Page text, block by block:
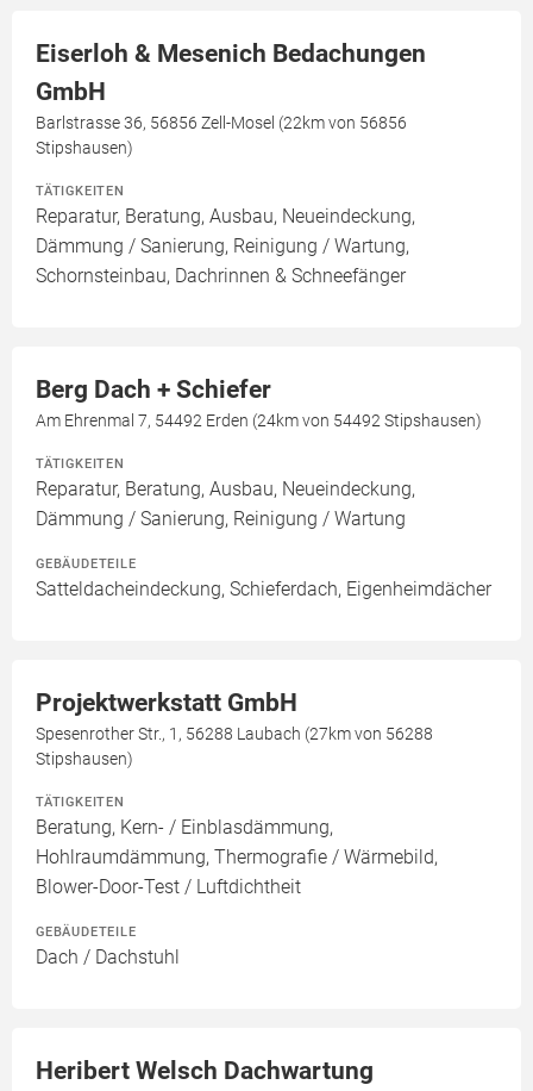
Eiserloh & Mesenich Bedachungen
GmbH
Barlstrasse 36, 56856 Zell-Mosel (22km von 56856
Stipshausen)
TÄTIGKEITEN
Reparatur, Beratung, Ausbau, Neueindeckung,
Dämmung / Sanierung, Reinigung / Wartung,
Schornsteinbau, Dachrinnen & Schneefänger
Berg Dach + Schiefer
Am Ehrenmal 7, 54492 Erden (24km von 54492 Stipshausen)
TÄTIGKEITEN
Reparatur, Beratung, Ausbau, Neueindeckung,
Dämmung / Sanierung, Reinigung / Wartung
GEBÄUDETEILE
Satteldacheindeckung, Schieferdach, Eigenheimdächer
Projektwerkstatt GmbH
Spesenrother Str., 1, 56288 Laubach (27km von 56288
Stipshausen)
TÄTIGKEITEN
Beratung, Kern- / Einblasdämmung,
Hohlraumdämmung, Thermografie / Wärmebild,
Blower-Door-Test / Luftdichtheit
GEBÄUDETEILE
Dach / Dachstuhl
Heribert Welsch Dachwartung